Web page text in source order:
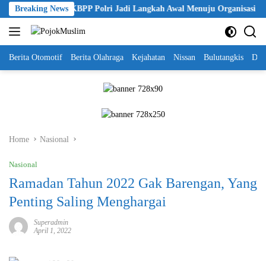
Skip
to
content
Breaking News
Pelantikan KBPP Polri Jadi Langkah Awal Menuju Organisasi yang
Berita Otomotif Berita Olahraga Kejahatan Nissan Bulutangkis
Home Nasional
Nasional
Ramadan Tahun 2022 Gak Barengan, Yang
Penting Saling Menghargai
Superadmin
April 1, 2022